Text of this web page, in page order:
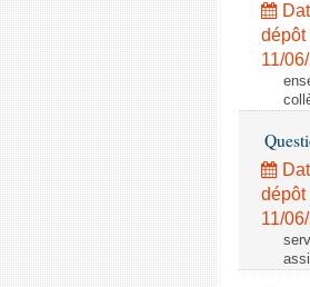
dépôt
11/
dépôt
11/